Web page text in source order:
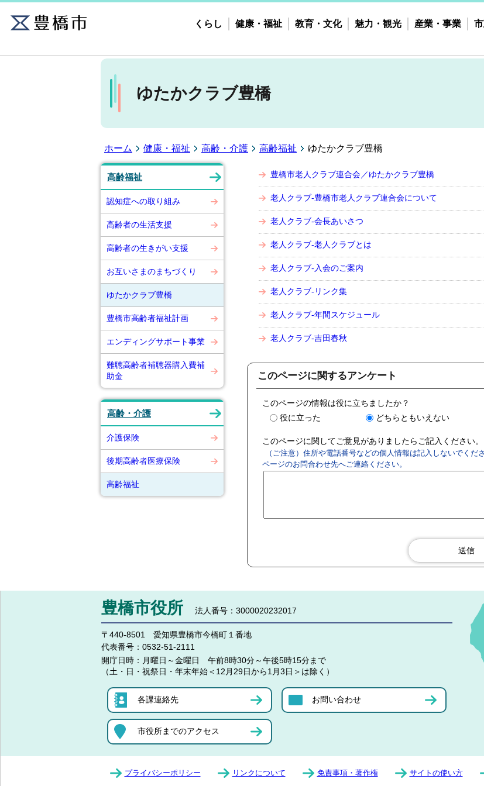
くらし 健康・福祉 教育・文化 魅力・観光 産業・事業
ゆたかクラブ豊橋
ホーム 健康・福祉 高齢・介護 高齢福祉 ゆたかクラブ豊橋
高齢福祉
認知症への取り組み
高齢者の生活支援
高齢者の生きがい支援
お互いさまのまちづくり
ゆたかクラブ豊橋
豊橋市高齢者福祉計画
エンディングサポート事業
難聴高齢者補聴器購入費補
助金
高齢・介護
介護保険
後期高齢者医療保険
高齢福祉
豊橋市老人クラブ連合会／ゆたかクラブ豊橋
老人クラブ-豊橋市老人クラブ連合会について
老人クラブ-会長あいさつ
老人クラブ-老人クラブとは
老人クラブ-入会のご案内
老人クラブ-リンク集
老人クラブ-年間スケジュール
老人クラブ-吉田春秋
このページに関するアンケート
このページの情報は役に立ちましたか？
役に立った
どちらともいえない
このページに関してご意見がありましたらご記入ください。
（ご注意）住所や電話番号などの個人情報は記入しないでく
ページのお問合わせ先へご連絡ください。
豊橋市役所 法人番号：3000020232017
〒440-8501 愛知県豊橋市今橋町１番地
代表番号： 0532-51-2111
開庁日時： 月曜日～金曜日 午前8時30分～午後5時15分まで
（土・日・祝祭日・年末年始＜12月29日から1月3日＞は除く）
各課連絡先 お問い合わせ
市役所までのアクセス
プライバシーポリシー リンクについて 免責事項・著作権 サイトの使い方